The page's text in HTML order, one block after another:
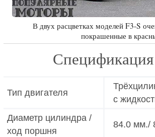
В двух расцветках моделей F3-S
покрашенные в
Тип двигателя
с
Диаметр цилиндра /
ход поршня
84.0 мм./